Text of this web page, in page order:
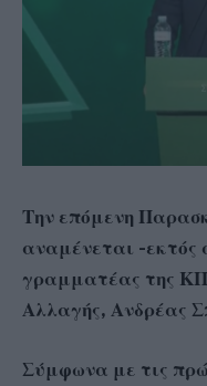
Την επόμενη
αναμένεται -εκτός
γραμματέας της
Αλλαγής, Ανδρέας
Σύμφωνα με τις